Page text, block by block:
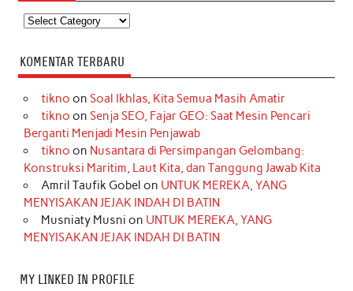
Kategori
KOMENTAR TERBARU
tikno on Soal Ikhlas, Kita Semua Masih Amatir
tikno on Senja SEO, Fajar GEO: Saat Mesin Pencari
Berganti Menjadi Mesin Penjawab
tikno on Nusantara di Persimpangan Gelombang:
Konstruksi Maritim, Laut Kita, dan Tanggung Jawab Kita
Amril Taufik Gobel on UNTUK MEREKA, YANG
MENYISAKAN JEJAK INDAH DI BATIN
Musniaty Musni on UNTUK MEREKA, YANG
MENYISAKAN JEJAK INDAH DI BATIN
MY LINKED IN PROFILE